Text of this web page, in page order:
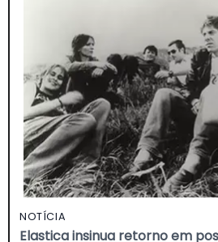
NOTÍCIA
Elastica insinua retorno em